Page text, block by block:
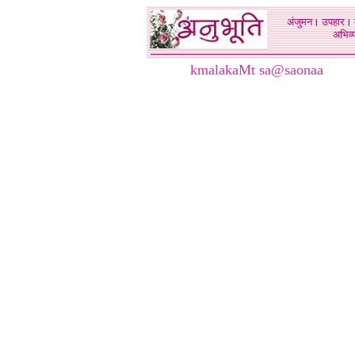
अंजुमन।उपहार।
kmalakaMt sa@saonaa